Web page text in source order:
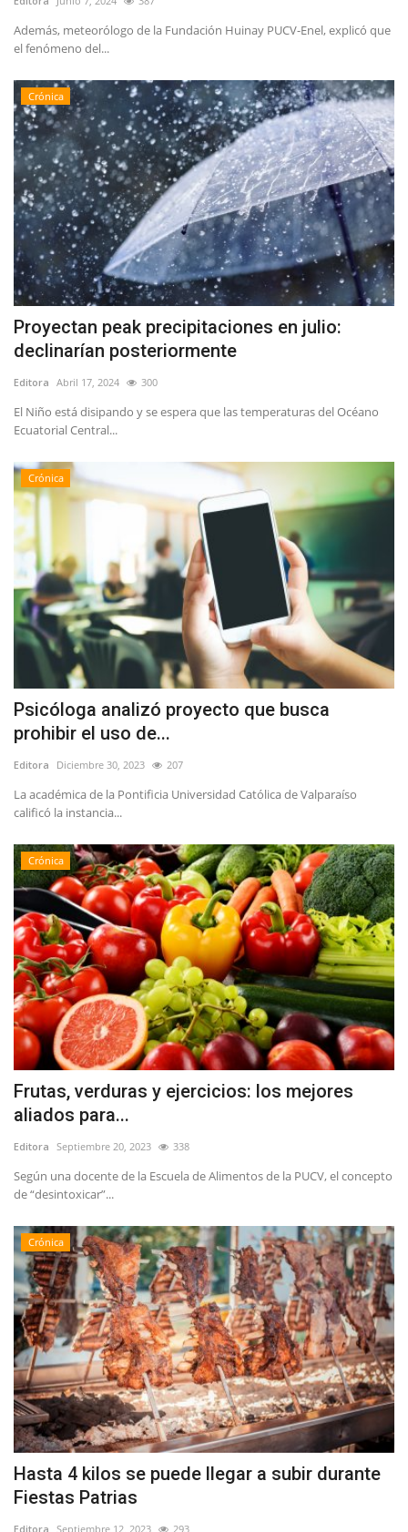
Además, meteorólogo de la Fundación Huinay PUCV-Enel, explicó que
el fenómeno del...
Crónica
Proyectan peak precipitaciones en julio:
declinarían posteriormente
Editora Abril 17, 2024 300
El Niño está disipando y se espera que las temperaturas del Océano
Ecuatorial Central...
Crónica
Psicóloga analizó proyecto que busca
prohibir el uso de...
Editora Diciembre 30, 2023 207
La académica de la Pontificia Universidad Católica de Valparaíso
calificó la instancia...
Crónica
Frutas, verduras y ejercicios: los mejores
aliados para...
Editora Septiembre 20, 2023 338
Según una docente de la Escuela de Alimentos de la PUCV, el concepto
de “desintoxicar”...
Crónica
Hasta 4 kilos se puede llegar a subir durante
Fiestas Patrias
Editora Septiembre 12, 2023 293